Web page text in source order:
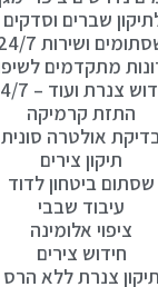
שברים וסדקים
ושירות 24/7
מתקדמים
צנרת ועוד – 24/7
התזת קרמיקה
אולטרה סונית
תיקון צירים
שסתום ביטחון לדוד
עיבוד שבבי
ציפוי אלומינה
חידוש צירים
תיקון צנרת ללא הרס